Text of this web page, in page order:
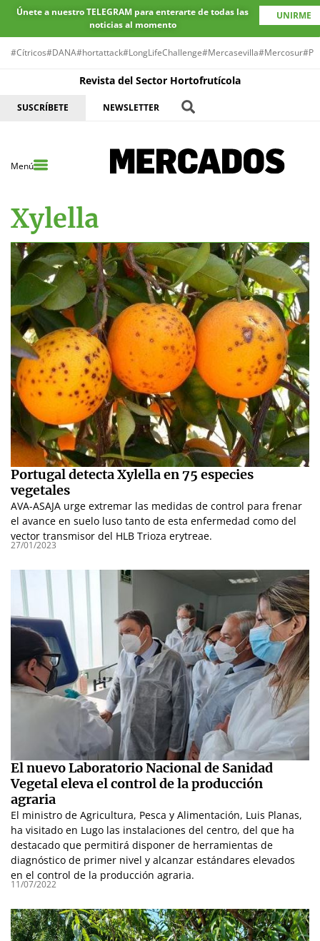
Únete a nuestro TELEGRAM para enterarte de todas las
noticias al momento
UNIRME
#Cítricos#DANA#hortattack#LongLifeChallenge#Mercasevilla#Mercosur
Revista del Sector Hortofrutícola
SUSCRÍBETE NEWSLETTER
Menú
Xylella
Portugal detecta Xylella en 75 especies
vegetales
AVA-ASAJA urge extremar las medidas de control para frenar
el avance en suelo luso tanto de esta enfermedad como del
vector transmisor del HLB Trioza erytreae.
27/01/2023
El nuevo Laboratorio Nacional de Sanidad
Vegetal eleva el control de la producción
agraria
El ministro de Agricultura, Pesca y Alimentación, Luis Planas,
ha visitado en Lugo las instalaciones del centro, del que ha
destacado que permitirá disponer de herramientas de
diagnóstico de primer nivel y alcanzar estándares elevados
en el control de la producción agraria.
11/07/2022